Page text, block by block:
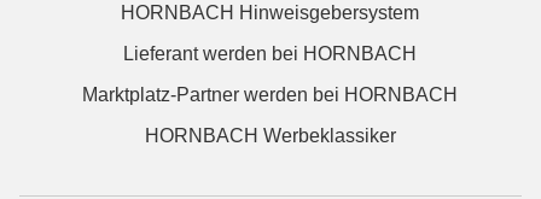
HORNBACH Hinweisgebersystem
Lieferant werden bei HORNBACH
Marktplatz-Partner werden bei HORNBACH
HORNBACH Werbeklassiker